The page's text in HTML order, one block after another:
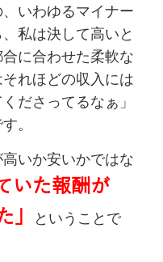
いわゆるマイナー
私は決して高いと
に合わせた柔軟な
れほどの収入には
ださってるなぁ」
。
いか安いかではな
いた報酬が
」
ということで